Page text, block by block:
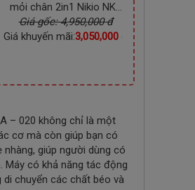
mỏi chân 2in1 Nikio NK...
Giá gốc: 4,950,000 đ
Giá khuyến mãi:3,050,000 đ
– 020 không chỉ là một
cơ mà còn giúp bạn có
giúp người dùng có
Máy có khả năng tác động
chuyển các chất béo và